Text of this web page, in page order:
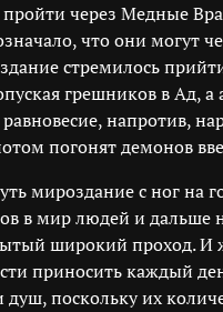
через Медные
что они могут
стремилось
грешников в Ад, а
равновесие, напротив,
погонят демонов
мироздание с ног на
в мир людей и дальше
широкий проход. И
приносить каждый
поскольку их